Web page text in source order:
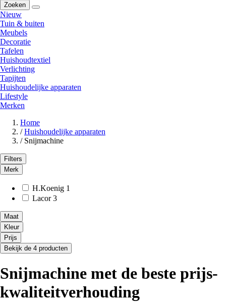
Zoeken
Nieuw
Tuin & buiten
Meubels
Decoratie
Tafelen
Huishoudtextiel
Verlichting
Tapijten
Huishoudelijke apparaten
Lifestyle
Merken
Home
/ Huishoudelijke apparaten
/ Snijmachine
Filters
Merk
H.Koenig 1
Lacor 3
Maat
Kleur
Prijs
Bekijk de 4 producten
Snijmachine met de beste prijs-
kwaliteitverhouding